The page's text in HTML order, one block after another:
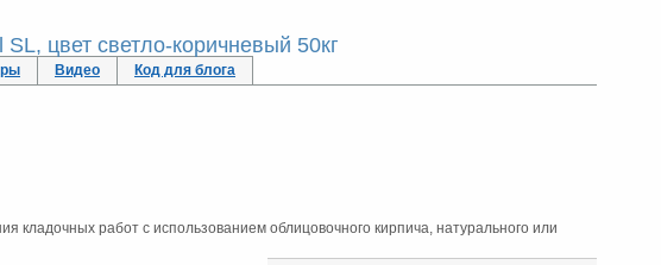
цвет светло-коричневый 50кг
Видео Код для блога
кладочных работ с использованием облицовочного кирпича, натурального или